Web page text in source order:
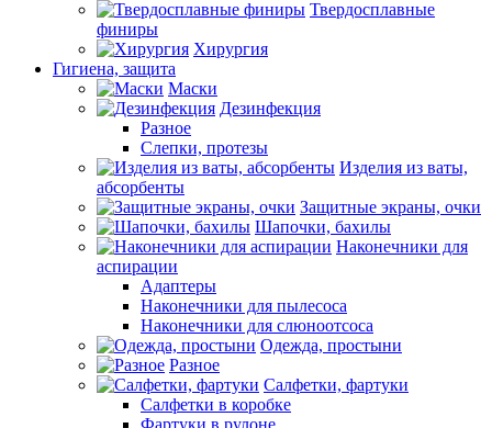
Твердосплавные
финиры
Хирургия
Гигиена, защита
Маски
Дезинфекция
Разное
Слепки, протезы
Изделия из ваты,
абсорбенты
Защитные экраны, очки
Шапочки, бахилы
Наконечники для
аспирации
Адаптеры
Наконечники для пылесоса
Наконечники для слюноотсоса
Одежда, простыни
Разное
Салфетки, фартуки
Салфетки в коробке
Фартуки в рулоне